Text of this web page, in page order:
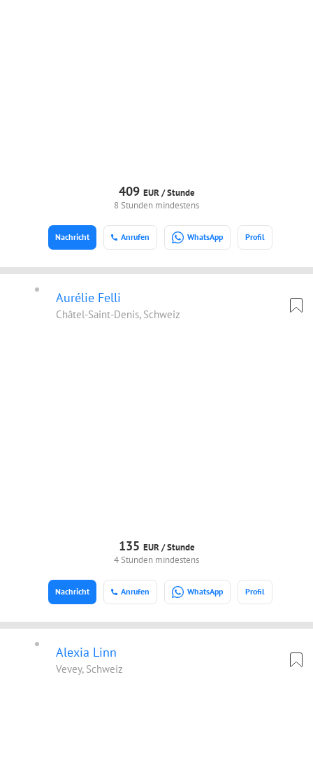
409 EUR /Stunde
8 Stunden mindestens
Anrufen WhatsApp Profil
Nachricht
Aurélie Felli
Châtel-Saint-Denis, Schweiz
135 EUR /Stunde
4 Stunden mindestens
Anrufen WhatsApp Profil
Nachricht
Alexia Linn
Vevey, Schweiz